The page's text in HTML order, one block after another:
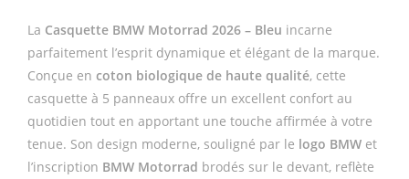
La Casquette BMW Motorrad 2026 – Bleu incarne
parfaitement l’esprit dynamique et élégant de la marque.
Conçue en coton biologique de haute qualité, cette
casquette à 5 panneaux offre un excellent confort au
quotidien tout en apportant une touche affirmée à votre
tenue. Son design moderne, souligné par le logo BMW et
l’inscription BMW Motorrad brodés sur le devant, reflète